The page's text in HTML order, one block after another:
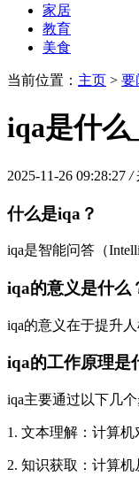
家居
教育
美食
当前位置： 主页 > 要
iqa是什么
2025-11-26 09:28:27 /
什么是iqa？
iqa是智能问答（
iqa的意义是什么
iqa的意义在于提升
iqa的工作原理是
iqa主要通过以下几
1. 文本理解：计算
2. 知识获取：计算